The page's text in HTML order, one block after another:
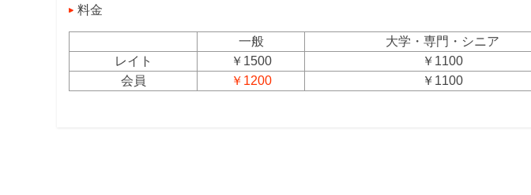
料金
一般 大学・専門・シニア
レイト
￥1500 ￥1100
会員
￥1200 ￥1100